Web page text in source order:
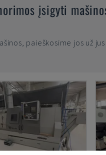
įsigyti
paieškosime jos už jus